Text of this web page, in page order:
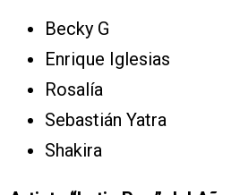
Becky G
Enrique Iglesias
Rosalía
Sebastián Yatra
Shakira